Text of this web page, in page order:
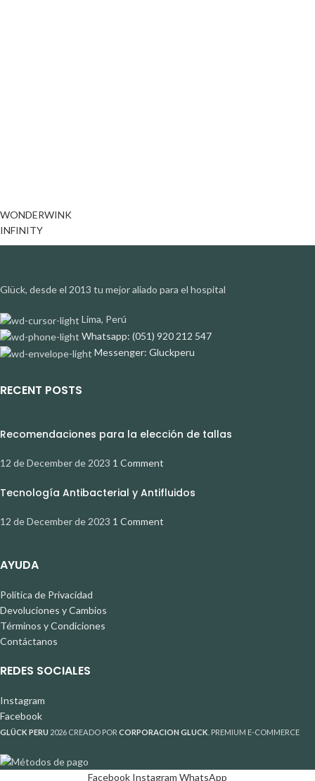
WONDERWINK
INFINITY
Glück, desde el 2013 tu mejor aliado para el hospital
Lima, Perú
Whatsapp: (051) 920 212 547
Messenger: Gluckperu
RECENT POSTS
Recomendaciones para la elección de tallas
12 de December de 2023 1 Comment
Tecnología Antibacterial y Antifluidos
12 de December de 2023 1 Comment
AYUDA
Política de Privacidad
Devoluciones y Cambios
Términos y Condiciones
Contáctanos
REDES SOCIALES
Instagram
Facebook
GLÜCK PERU 2026 CREADO POR CORPORACION GLUCK . PREMIUM E-COMMERCE
Facebook Instagram WhatsApp